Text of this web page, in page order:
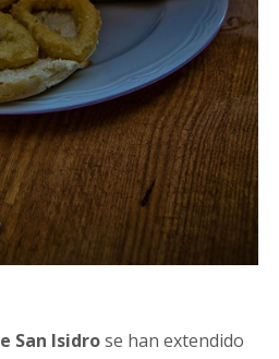
San Isidrose han extendido